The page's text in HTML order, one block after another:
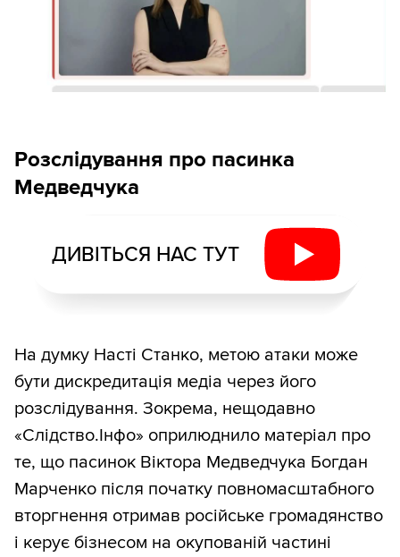
Розслідування про пасинка
Медведчука
ДИВІТЬСЯ НАС ТУТ
На думку Насті Станко, метою атаки може
бути дискредитація медіа через його
розслідування. Зокрема, нещодавно
«Слідство.Інфо» оприлюднило матеріал про
те, що пасинок Віктора Медведчука Богдан
Марченко після початку повномасштабного
вторгнення отримав російське громадянство
і керує бізнесом на окупованій частині